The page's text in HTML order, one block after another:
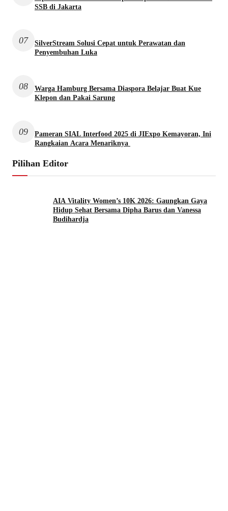
SSB di Jakarta
07
SilverStream Solusi Cepat untuk Perawatan dan
Penyembuhan Luka
08
Warga Hamburg Bersama Diaspora Belajar Buat Kue
Klepon dan Pakai Sarung
09
Pameran SIAL Interfood 2025 di JIExpo Kemayoran, Ini
Rangkaian Acara Menariknya
Pilihan Editor
AIA Vitality Women’s 10K 2026: Gaungkan Gaya
Hidup Sehat Bersama Dipha Barus dan Vanessa
Budihardja